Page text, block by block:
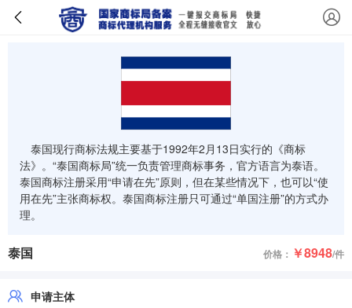
泰国现行商标法规主要基于1992年2月13日实行的《商标
法》。“泰国商标局”统一负责管理商标事务，官方语言为泰语。
泰国商标注册采用“申请在先”原则，但在某些情况下，也可以“使
用在先”主张商标权。泰国商标注册只可通过“单国注册”的方式办
理。
泰国 价格： ￥8948/件
申请主体